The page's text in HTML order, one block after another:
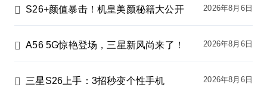
S26+颜值暴击！机皇美颜秘籍大公开 2026年8月6日
A56 5G惊艳登场，三星新风尚来了！ 2026年8月6日
三星S26上手：3招秒变个性手机 2026年8月6日